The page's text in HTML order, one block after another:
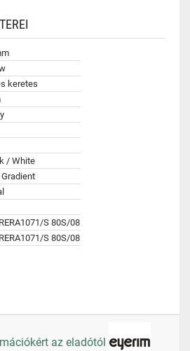
keretes
/ White
Gradient
S 80S/08
S 80S/08
az eladótól